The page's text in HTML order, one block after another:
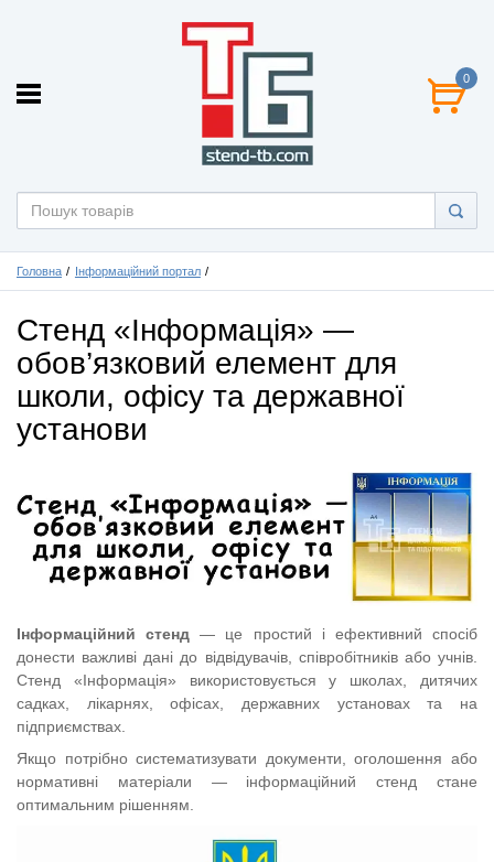
0
Головна Інформаційний портал
Стенд «Інформація» —
обов’язковий елемент для
школи, офісу та державної
установи
Інформаційний стенд — це простий і ефективний спосіб
донести важливі дані до відвідувачів, співробітників або учнів.
Стенд «Інформація» використовується у школах, дитячих
садках, лікарнях, офісах, державних установах та на
підприємствах.
Якщо потрібно систематизувати документи, оголошення або
нормативні матеріали — інформаційний стенд стане
оптимальним рішенням.